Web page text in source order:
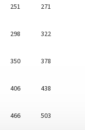
251 271
298 322
350 378
406 438
466 503